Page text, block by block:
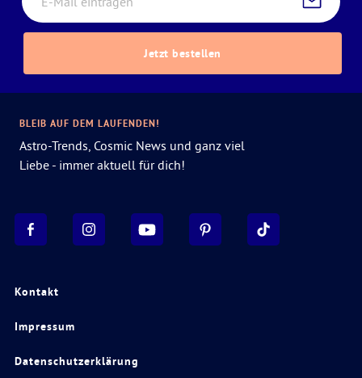
Jetzt bestellen
Kontakt
Impressum
Datenschutzerklärung
BLEIB AUF DEM LAUFENDEN!
Astro-Trends, Cosmic News und ganz viel
Liebe - immer aktuell für dich!